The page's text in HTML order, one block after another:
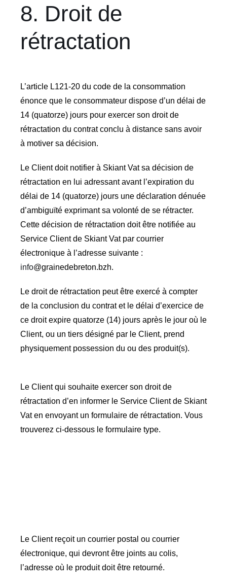
8. Droit de
rétractation
L’article L121-20 du code de la consommation
énonce que le consommateur dispose d’un délai de
14 (quatorze) jours pour exercer son droit de
rétractation du contrat conclu à distance sans avoir
à motiver sa décision.
Le Client doit notifier à Skiant Vat sa décision de
rétractation en lui adressant avant l’expiration du
délai de 14 (quatorze) jours une déclaration dénuée
d’ambiguïté exprimant sa volonté de se rétracter.
Cette décision de rétractation doit être notifiée au
Service Client de Skiant Vat par courrier
électronique à l’adresse suivante :
info@grainedebreton.bzh.
Le droit de rétractation peut être exercé à compter
de la conclusion du contrat et le délai d’exercice de
ce droit expire quatorze (14) jours après le jour où le
Client, ou un tiers désigné par le Client, prend
physiquement possession du ou des produit(s).
Le Client qui souhaite exercer son droit de
rétractation d’en informer le Service Client de Skiant
Vat en envoyant un formulaire de rétractation. Vous
trouverez ci-dessous le formulaire type.
Le Client reçoit un courrier postal ou courrier
électronique, qui devront être joints au colis,
l’adresse où le produit doit être retourné.